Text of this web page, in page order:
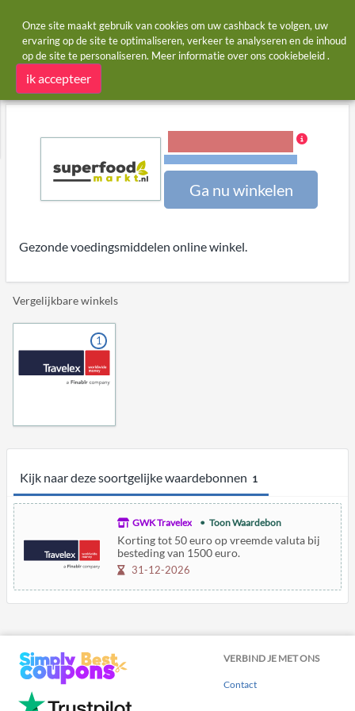
Startpagina Winkels Superfoodmarkt
Superfoodmarkt cashback
Kijk naar deze soortgelijke waardebonnen 1
GWK Travelex Toon Waardebon
Korting tot 50 euro op vreemde valuta bij
besteding van 1500 euro.
31-12-2026
Ga nu winkelen
Gezonde voedingsmiddelen online winkel.
Vergelijkbare winkels
1
VERBIND JE MET ONS
Contact
Onze site maakt gebruik van cookies om uw cashback te volgen, uw
ervaring op de site te optimaliseren, verkeer te analyseren en de inhoud
op de site te personaliseren. Meer informatie over ons cookiebeleid.
ik accepteer